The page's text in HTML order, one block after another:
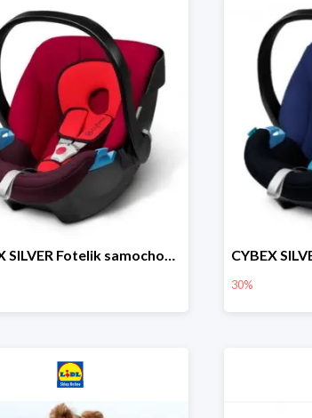
CYBEX SILVER Fotelik samochodowy
30%